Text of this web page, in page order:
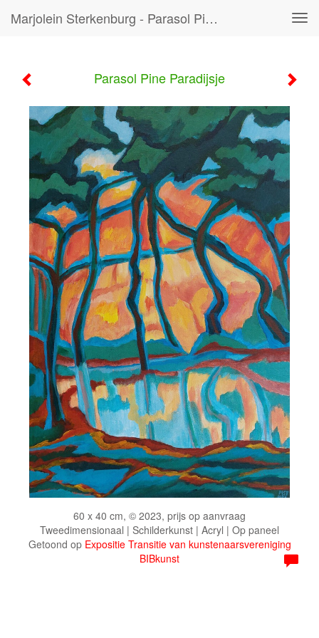
Marjolein Sterkenburg - Parasol Pine Paradijsje
Parasol Pine Paradijsje
60 x 40 cm, © 2023, prijs op aanvraag
Tweedimensionaal | Schilderkunst | Acryl | Op paneel
Getoond op Expositie Transitie van kunstenaarsvereniging
BIBkunst